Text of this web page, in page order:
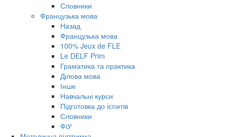
Словники
Французька мова
Назад
Французька мова
100% Jeux de FLE
Le DELF Prim
Граматика та практика
Ділова мова
Інше
Навчальні курси
Підготовка до іспитів
Словники
ФіУ